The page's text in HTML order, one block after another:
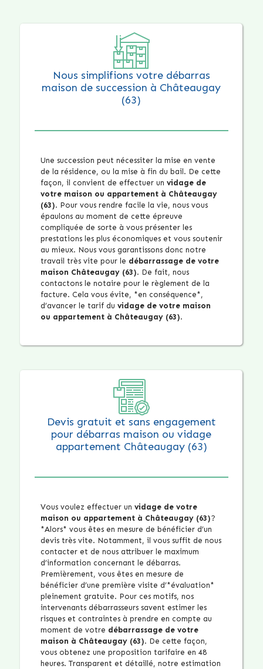
Nous simplifions votre débarras
maison de succession à Châteaugay
(63)
Une succession peut nécessiter la mise en vente
de la résidence, ou la mise à fin du bail. De cette
façon, il convient de effectuer un vidage de
votre maison ou appartement à Châteaugay
(63). Pour vous rendre facile la vie, nous vous
épaulons au moment de cette épreuve
compliquée de sorte à vous présenter les
prestations les plus économiques et vous soutenir
au mieux. Nous vous garantissons donc notre
travail très vite pour le débarrassage de votre
maison Châteaugay (63). De fait, nous
contactons le notaire pour le règlement de la
facture. Cela vous évite, *en conséquence*,
d’avancer le tarif du vidage de votre maison
ou appartement à Châteaugay (63).
Devis gratuit et sans engagement
pour débarras maison ou vidage
appartement Châteaugay (63)
Vous voulez effectuer un vidage de votre
maison ou appartement à Châteaugay (63)?
*Alors* vous êtes en mesure de bénéficier d’un
devis très vite. Notamment, il vous suffit de nous
contacter et de nous attribuer le maximum
d’information concernant le débarras.
Premièrement, vous êtes en mesure de
bénéficier d’une première visite d’*évaluation*
pleinement gratuite. Pour ces motifs, nos
intervenants débarrasseurs savent estimer les
risques et contraintes à prendre en compte au
moment de votre débarrassage de votre
maison à Châteaugay (63). De cette façon,
vous obtenez une proposition tarifaire en 48
heures. Transparent et détaillé, notre estimation